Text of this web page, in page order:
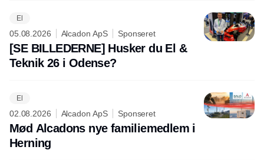
El
05.08.2026 Alcadon ApS Sponseret
[SE BILLEDERNE] Husker du El &
Teknik 26 i Odense?
El
02.08.2026 Alcadon ApS Sponseret
Mød Alcadons nye familiemedlem i
Herning